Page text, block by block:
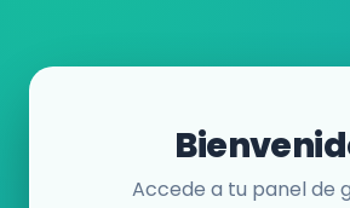
Accede a tu panel de